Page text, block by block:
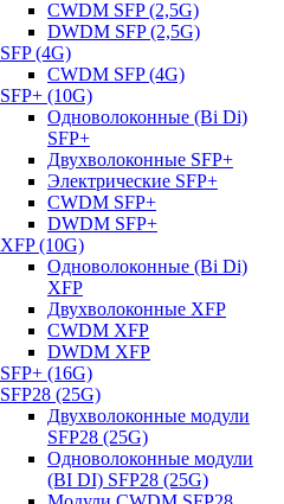
CWDM SFP (2,5G)
DWDM SFP (2,5G)
SFP (4G)
CWDM SFP (4G)
SFP+ (10G)
Одноволоконные (Bi Di)
SFP+
Двухволоконные SFP+
Электрические SFP+
CWDM SFP+
DWDM SFP+
XFP (10G)
Одноволоконные (Bi Di)
XFP
Двухволоконные XFP
CWDM XFP
DWDM XFP
SFP+ (16G)
SFP28 (25G)
Двухволоконные модули
SFP28 (25G)
Одноволоконные модули
(BI DI) SFP28 (25G)